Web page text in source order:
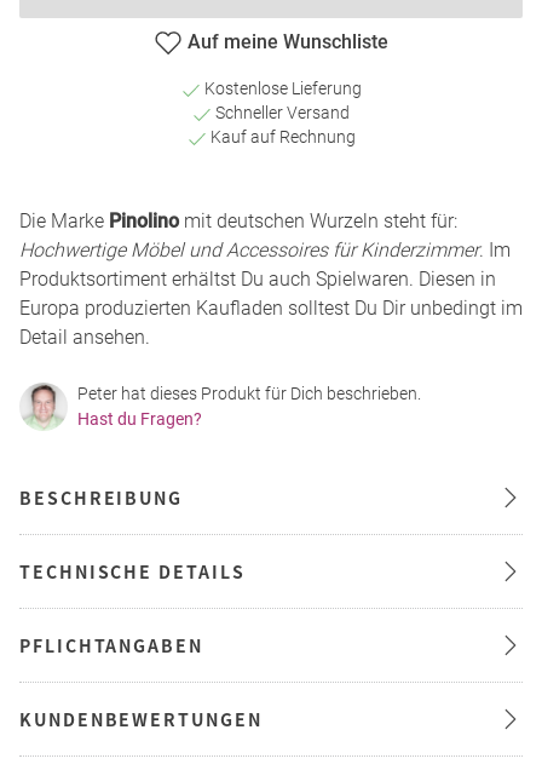
Auf meine Wunschliste
Kostenlose Lieferung
Schneller Versand
Kauf auf Rechnung
Die Marke Pinolino mit deutschen Wurzeln steht für:
Hochwertige Möbel und Accessoires für Kinderzimmer. Im
Produktsortiment erhältst Du auch Spielwaren. Diesen in
Europa produzierten Kaufladen solltest Du Dir unbedingt im
Detail ansehen.
Peter hat dieses Produkt für Dich beschrieben.
Hast du Fragen?
BESCHREIBUNG
TECHNISCHE DETAILS
PFLICHTANGABEN
KUNDENBEWERTUNGEN